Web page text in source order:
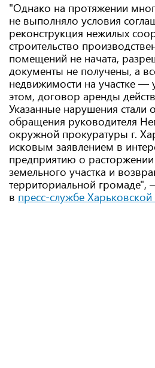
"Однако на протяжении
не выполняло условия
реконструкция нежилых
строительство
помещений не начата,
документы не получены, а
недвижимости на участке
этом, договор аренды
Указанные нарушения стали
обращения руководителя
окружной прокуратуры г.
исковым заявлением в
предприятию о
земельного участка и
территориальной громаде",
в пресс-службе